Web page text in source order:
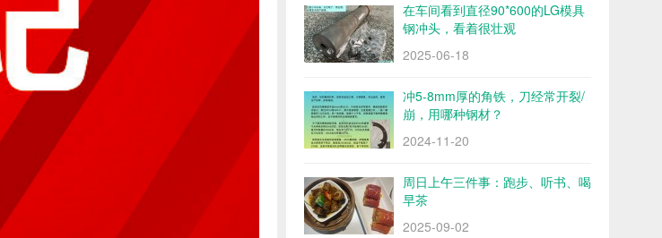
在车间看到直径90*600的LG模具
钢冲头，看着很壮观
2025-06-18
冲5-8mm厚的角铁，刀经常开裂/
崩，用哪种钢材？
2024-11-20
周日上午三件事：跑步、听书、喝
早茶
2025-09-02